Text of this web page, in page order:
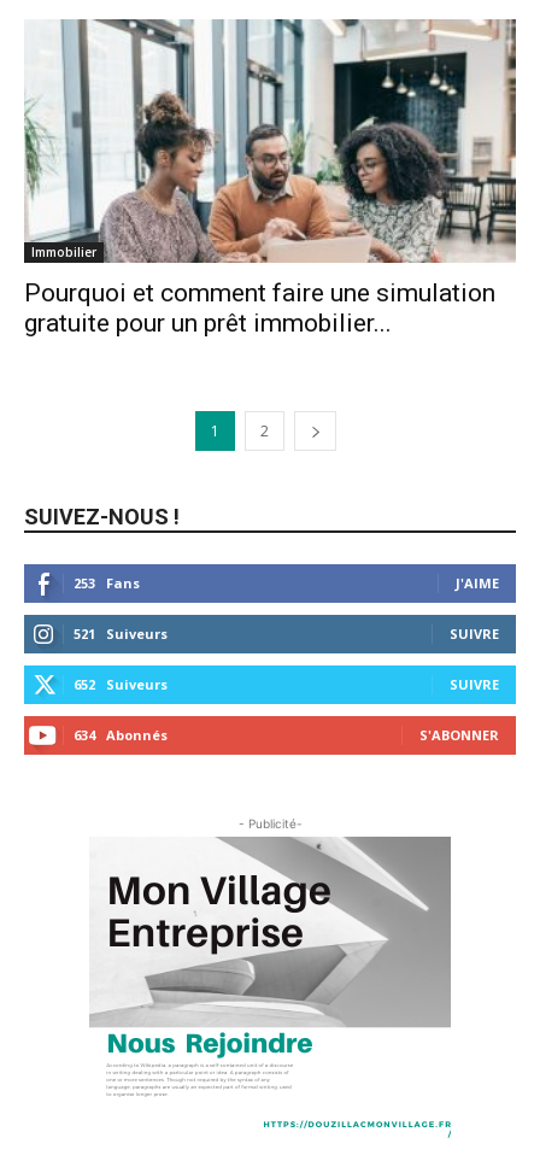
Immobilier
Pourquoi et comment faire une simulation
gratuite pour un prêt immobilier...
1 2
SUIVEZ-NOUS !
253 Fans J'AIME
521 Suiveurs SUIVRE
652 Suiveurs SUIVRE
634 Abonnés S'ABONNER
- Publicité-